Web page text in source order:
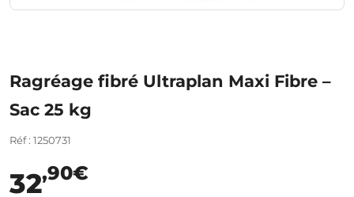
Ragréage fibré Ultraplan Maxi Fibre –
Sac 25 kg
Réf : 1250731
32,90€